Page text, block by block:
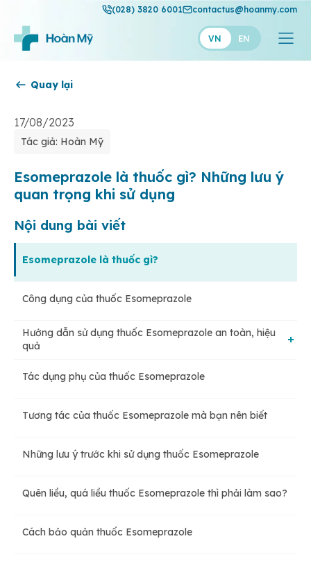
(028) 3820 6001 contactus@hoanmy.com
VN EN
Thuận Mỹ
Quay lại
17/08/2023
Tác giả: Hoàn Mỹ
Esomeprazole là thuốc gì? Những lưu ý
quan trọng khi sử dụng
Nội dung bài viết
Esomeprazole là thuốc gì?
Công dụng của thuốc Esomeprazole
Hướng dẫn sử dụng thuốc Esomeprazole an toàn, hiệu
quả
Liều lượng sử dụng thuốc Esomeprazole
Tác dụng phụ của thuốc Esomeprazole
Tương tác của thuốc Esomeprazole mà bạn nên biết
Những lưu ý trước khi sử dụng thuốc Esomeprazole
Quên liều, quá liều thuốc Esomeprazole thì phải làm sao?
Cách bảo quản thuốc Esomeprazole